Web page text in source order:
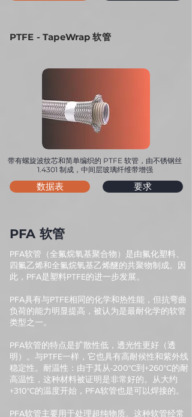
PTFE - TapeWrap 软管
带有螺旋波纹芯和简单编织的 PTFE 软管，由不锈钢丝
1.4301 制成，中间层玻璃纤维带增强
数据表 要求
PFA 软管
PFA软管（全氟烷氧基聚合物）是由氟化塑料、
四氟乙烯和全氟烷氧基乙烯醚的共聚物制成。因
此，PFA是塑料PTFE的进一步发展。
PFA具有与PTFE相同的化学和热性能，但抗弯曲
负荷的能力明显提高，被认为是最耐化学的软管
类型之一。
PFA软管的特点是扩散性低，透光性更好（透
明）。与PTFE一样，它也具有高耐候性和紫外线
稳定性。耐温性：由于其从-200°C到+260°C的耐
高温性，这种材料被证明是非常好的。从大约
+310°C的温度开始，PFA软管也是可以焊接的。
PFA软管主要用于处理超纯物质。这种软管经常